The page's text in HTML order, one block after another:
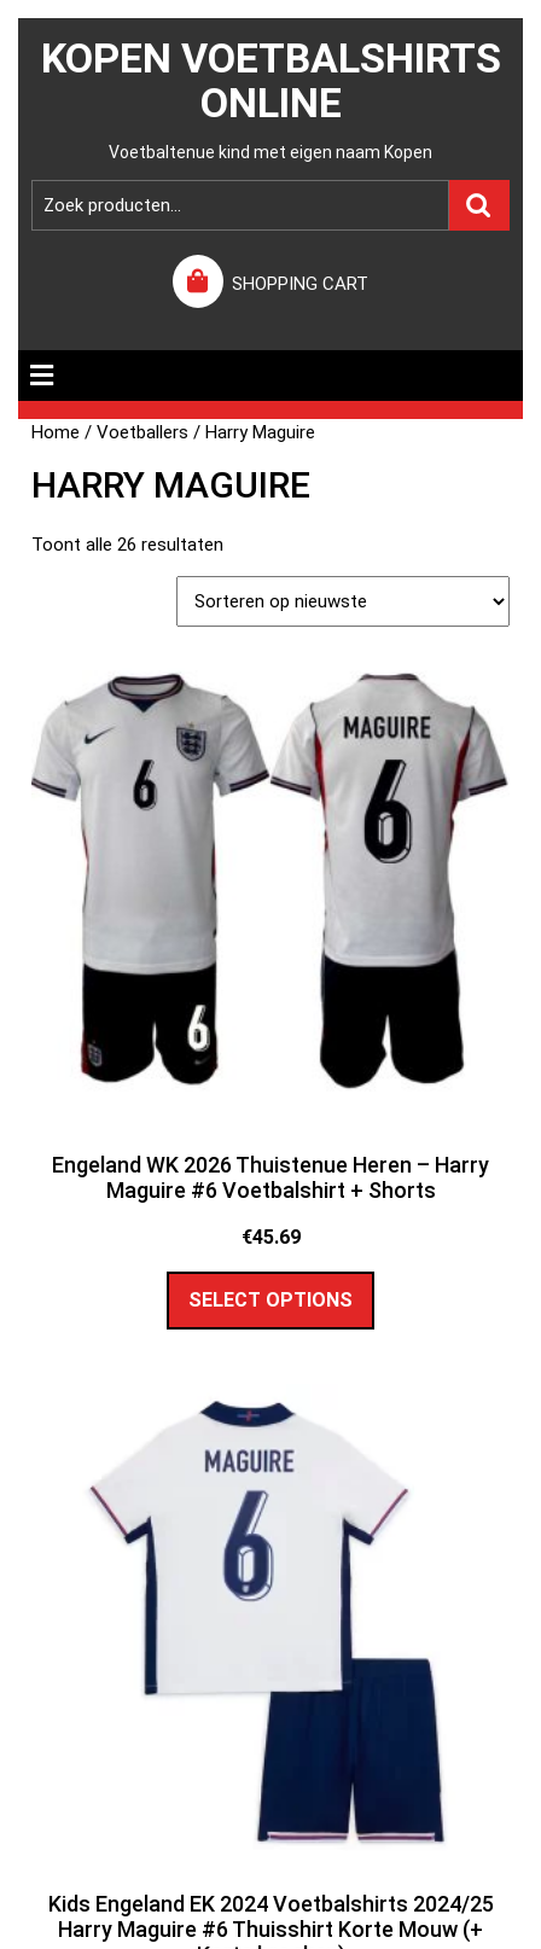
KOPEN VOETBALSHIRTS
ONLINE
Voetbaltenue kind met eigen naam Kopen
SHOPPING CART
Home /Voetballers / Harry Maguire
HARRY MAGUIRE
Toont alle 26 resultaten
Engeland WK 2026 Thuistenue Heren – Harry
Maguire #6 Voetbalshirt + Shorts
€45.69
SELECT OPTIONS
Kids Engeland EK 2024 Voetbalshirts 2024/25
Harry Maguire #6 Thuisshirt Korte Mouw (+